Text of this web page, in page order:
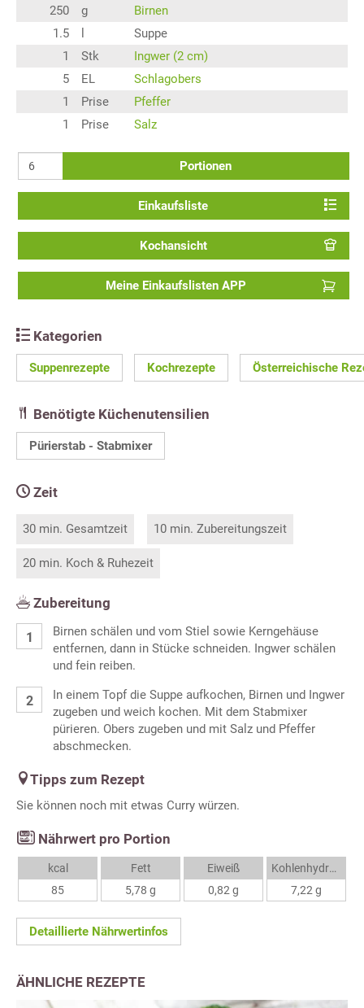
250 g
Birnen
1.5
Suppe
1
Stk
Ingwer (2 cm)
5
EL
Schlagobers
1
Prise
Pfeffer
1
Prise Salz
Portionen
Einkaufsliste
Kochansicht
Meine Einkaufslisten APP
Kategorien
Suppenrezepte Kochrezepte Österreichische
Benötigte Küchenutensilien
Pürierstab - Stabmixer
Zeit
30 min. Gesamtzeit 10 min. Zubereitungszeit
20 min. Koch & Ruhezeit
Zubereitung
Birnen schälen und vom Stiel sowie Kerngehäuse
entfernen, dann in Stücke schneiden. Ingwer schälen
und fein reiben.
In einem Topf die Suppe aufkochen, Birnen und Ingwer
zugeben und weich kochen. Mit dem Stabmixer
pürieren. Obers zugeben und mit Salz und Pfeffer
abschmecken.
Tipps zum Rezept
Sie können noch mit etwas Curry würzen.
Nährwert pro Portion
kcal
85
Fett
5,78 g
Eiweiß
0,82 g
Kohlenhydrate
7,22 g
Detaillierte Nährwertinfos
ÄHNLICHE REZEPTE